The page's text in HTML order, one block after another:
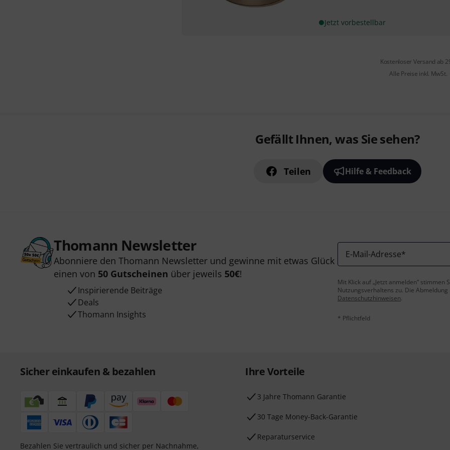
Jetzt vorbestellbar
Kostenloser Versand ab
Alle Preise inkl. MwSt.
Gefällt Ihnen, was Sie sehen?
Teilen Hilfe & Feedback
Thomann Newsletter
Abonniere den Thomann Newsletter und gewinne mit etwas Glück
einen von 50 Gutscheinen über jeweils 50€!
Inspirierende Beiträge
Deals
Thomann Insights
E-Mail-Adresse*
Mit Klick auf „Jetzt anmelden“
Nutzungsverhaltens zu. Die
Datenschutzhinweisen.
* Pflichtfeld
Sicher einkaufen & bezahlen
Bezahlen Sie vertraulich und sicher per Nachnahme,
Ihre Vorteile
3 Jahre Thomann Garantie
30 Tage Money-Back-Garantie
Reparaturservice